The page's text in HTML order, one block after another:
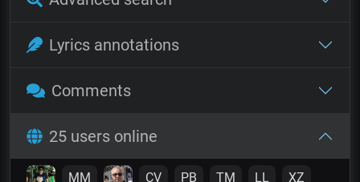
Lyrics annotations
Comments
25 users online
MM CV PB TM LL XZ